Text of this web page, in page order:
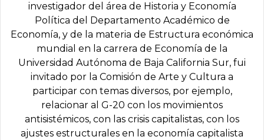
investigador del área de Historia y Economía
Política del Departamento Académico de
Economía, y de la materia de Estructura económica
mundial en la carrera de Economía de la
Universidad Autónoma de Baja California Sur, fui
invitado por la Comisión de Arte y Cultura a
participar con temas diversos, por ejemplo,
relacionar al G-20 con los movimientos
antisistémicos, con las crisis capitalistas, con los
ajustes estructurales en la economía capitalista